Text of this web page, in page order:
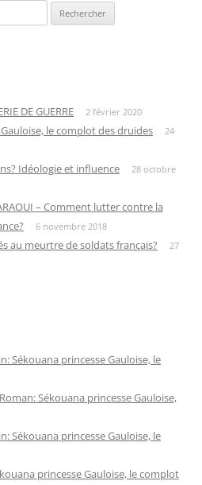
DE GUERRE 2 février 2020
le complot des druides
24
Idéologie et influence
28 octobre
– Comment lutter contre la
6 novembre 2018
au meurtre de soldats français?
27
Sékouana princesse Gauloise, le
Roman: Sékouana princesse Gauloise,
Sékouana princesse Gauloise, le
princesse Gauloise, le complot